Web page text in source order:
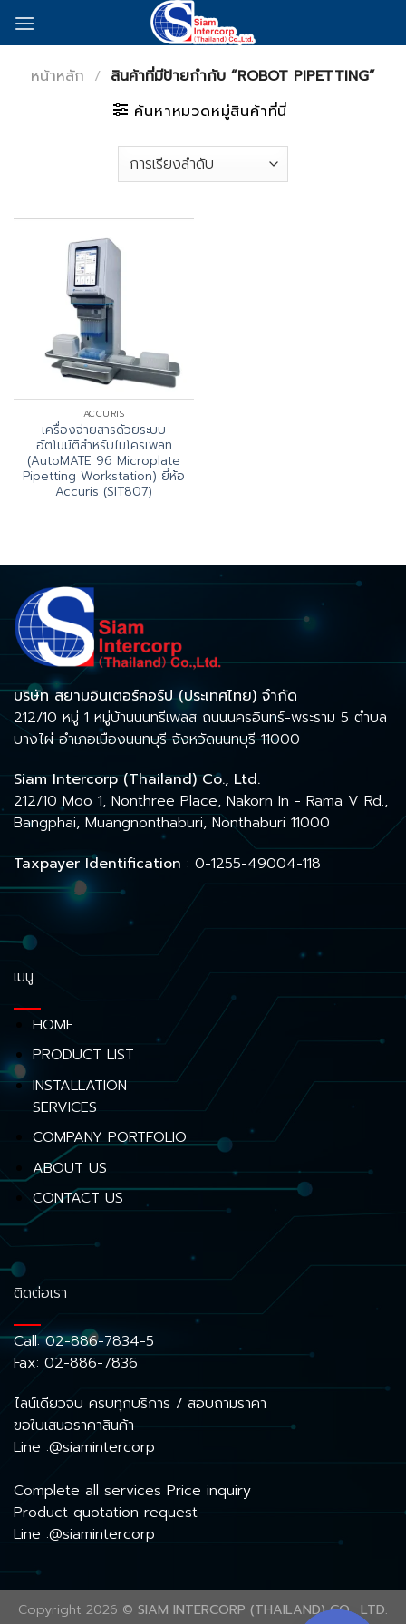
หน้าหลัก / สินค้าที่มีป้ายกำกับ “ROBOT PIPETTING”
ค้นหาหมวดหมู่สินค้าที่นี่
ACCURIS
เครื่องจ่ายสารด้วยระบบ
อัตโนมัติสำหรับไมโครเพลท
(AutoMATE 96 Microplate
Pipetting Workstation) ยี่ห้อ
Accuris (SIT807)
บริษัท สยามอินเตอร์คอร์ป (ประเทศไทย) จำกัด
212/10 หมู่ 1 หมู่บ้านนนทรีเพลส ถนนนครอินทร์-พระราม 5 ตำบล
บางไผ่ อำเภอเมืองนนทบุรี จังหวัดนนทบุรี 11000
Siam Intercorp (Thailand) Co., Ltd.
212/10 Moo 1, Nonthree Place, Nakorn In - Rama V Rd.,
Bangphai, Muangnonthaburi, Nonthaburi 11000
Taxpayer Identification : 0-1255-49004-118
เมนู
HOME
PRODUCT LIST
INSTALLATION
SERVICES
COMPANY PORTFOLIO
ABOUT US
CONTACT US
ติดต่อเรา
Call:02-886-7834-5
Fax: 02-886-7836
ไลน์เดียวจบ ครบทุกบริการ / สอบถามราคา
ขอใบเสนอราคาสินค้า
Line :@siamintercorp
Complete all services Price inquiry
Product quotation request
Line :@siamintercorp
Copyright 2026 © SIAM INTERCORP (THAILAND) CO., LTD.